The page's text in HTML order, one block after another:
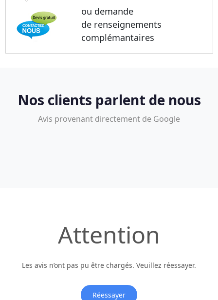
ou demande
de renseignements
complémantaires
Nos clients parlent de nous
Avis provenant directement de Google
Attention
Les avis n’ont pas pu être chargés. Veuillez réessayer.
Réessayer